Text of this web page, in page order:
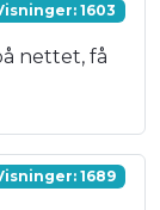
1603
nettet, få
1689